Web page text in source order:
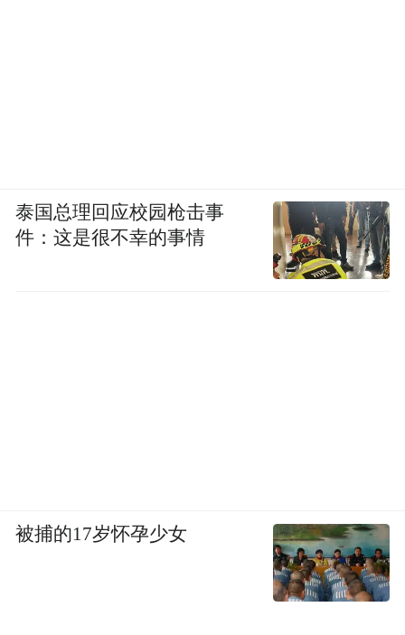
泰国总理回应校园枪击事
件：这是很不幸的事情
被捕的17岁怀孕少女